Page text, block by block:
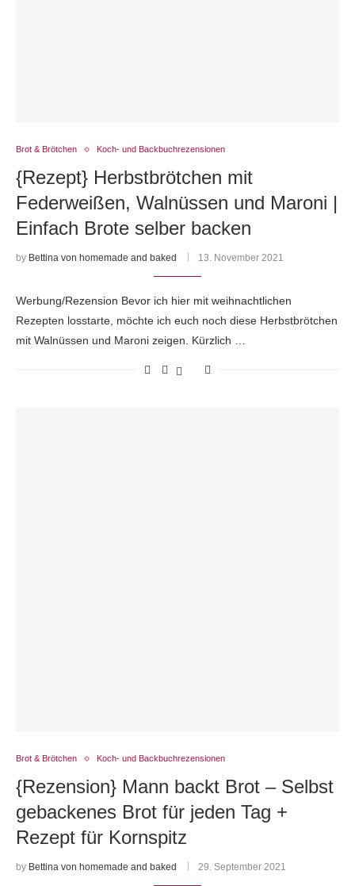
Brot & Brötchen Koch- und Backbuchrezensionen
{Rezept} Herbstbrötchen mit
Federweißen, Walnüssen und Maroni |
Einfach Brote selber backen
by Bettina von homemade and baked 13. November 2021
Werbung/Rezension Bevor ich hier mit weihnachtlichen
Rezepten losstarte, möchte ich euch noch diese Herbstbrötchen
mit Walnüssen und Maroni zeigen. Kürzlich …
Brot & Brötchen Koch- und Backbuchrezensionen
{Rezension} Mann backt Brot – Selbst
gebackenes Brot für jeden Tag +
Rezept für Kornspitz
by Bettina von homemade and baked 29. September 2021